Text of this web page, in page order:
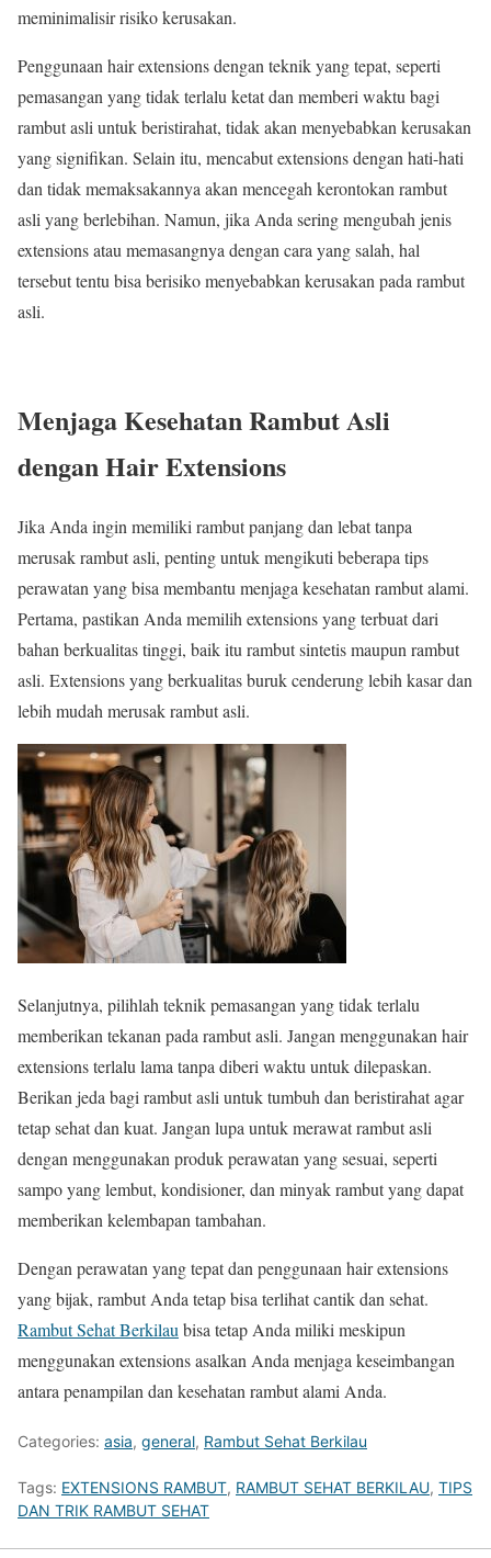
meminimalisir risiko kerusakan.
Penggunaan hair extensions dengan teknik yang tepat, seperti
pemasangan yang tidak terlalu ketat dan memberi waktu bagi
rambut asli untuk beristirahat, tidak akan menyebabkan kerusakan
yang signifikan. Selain itu, mencabut extensions dengan hati-hati
dan tidak memaksakannya akan mencegah kerontokan rambut
asli yang berlebihan. Namun, jika Anda sering mengubah jenis
extensions atau memasangnya dengan cara yang salah, hal
tersebut tentu bisa berisiko menyebabkan kerusakan pada rambut
asli.
Menjaga Kesehatan Rambut Asli
dengan Hair Extensions
Jika Anda ingin memiliki rambut panjang dan lebat tanpa
merusak rambut asli, penting untuk mengikuti beberapa tips
perawatan yang bisa membantu menjaga kesehatan rambut alami.
Pertama, pastikan Anda memilih extensions yang terbuat dari
bahan berkualitas tinggi, baik itu rambut sintetis maupun rambut
asli. Extensions yang berkualitas buruk cenderung lebih kasar dan
lebih mudah merusak rambut asli.
Selanjutnya, pilihlah teknik pemasangan yang tidak terlalu
memberikan tekanan pada rambut asli. Jangan menggunakan hair
extensions terlalu lama tanpa diberi waktu untuk dilepaskan.
Berikan jeda bagi rambut asli untuk tumbuh dan beristirahat agar
tetap sehat dan kuat. Jangan lupa untuk merawat rambut asli
dengan menggunakan produk perawatan yang sesuai, seperti
sampo yang lembut, kondisioner, dan minyak rambut yang dapat
memberikan kelembapan tambahan.
Dengan perawatan yang tepat dan penggunaan hair extensions
yang bijak, rambut Anda tetap bisa terlihat cantik dan sehat.
Rambut Sehat Berkilau bisa tetap Anda miliki meskipun
menggunakan extensions asalkan Anda menjaga keseimbangan
antara penampilan dan kesehatan rambut alami Anda.
Categories: asia, general, Rambut Sehat Berkilau
Tags: EXTENSIONS RAMBUT, RAMBUT SEHAT BERKILAU, TIPS
DAN TRIK RAMBUT SEHAT